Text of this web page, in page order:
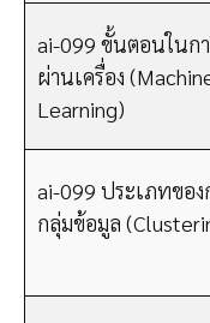
ai-099 ขั้นตอนในกา
ผ่านเครื่อง
Learning)
ai-099 ประเภทของ
กลุ่มข้อมูล